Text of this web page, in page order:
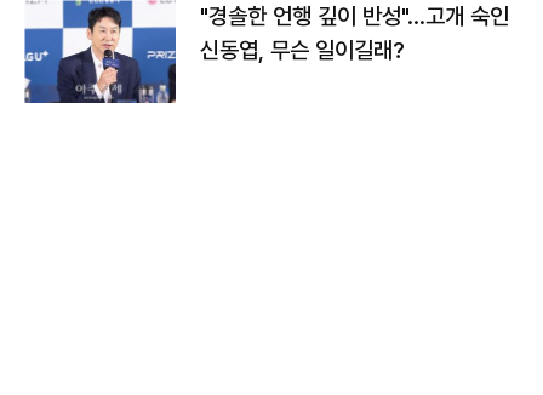
"경솔한 언행 깊이 반성"…고개 숙인
신동엽, 무슨 일이길래?